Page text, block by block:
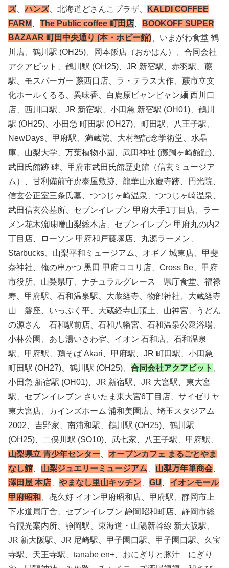
ズ、ハンズ、北海道どさんこプラザ、
KALDI COFFEE
FARM
The Public coffee 町田店
BOOKOFF SUPER
BAZAAR 町田中央通り (本・ホビー館) 、いまがわ食堂 鶴
川店、鶴川駅 (OH25)、岡本飯店（おかはん）、合同会社
アクアビット、鶴川駅 (OH25)、JR 新宿駅、赤羽駅、蕨
駅、モスバーガー 蕨西口店、ラ・テラス大作、蕨市立文
化ホールくるる、異味香、白鹿原ビャンビャン麺 西川口
店、西川口駅、JR 新宿駅、小田急 新宿駅 (OH01)、鶴川
駅 (OH25)、小田急 町田駅 (OH27)、町田駅、八王子駅、
NewDays、甲府駅、満蔵院、大村智記念学術堂、水晶
庫、山梨大学、万葉植物小園、武田神社 (躑躅ヶ崎館趾)、
武田氏館跡 碑、甲府市武田氏館歴史館（信玄ミュージア
ム）、甘利備前守虎泰屋敷跡、龍華山永慶寺跡、円光院、
信玄公正室三条氏墓、つつじヶ崎温泉、つつじヶ崎温泉、
武田信玄公墓所、セブンイレブン 甲府大手1丁目店、ラー
メン花木流味噌山梨総本店、セブンイレブン 甲府丸の内2
丁目店、ローソン 甲府和戸藤塚店、丸源ラーメン、
Starbucks、山梨平和ミュージアム、オギノ 城東店、甲斐
奈神社、俺の串かつ 黒田 甲府ココリ店、Cross Be、甲府
市役所、山梨県庁、ナチュラルグレース 県庁食堂、福禄
寿、甲府駅、石和温泉駅、大蔵経寺、物部神社、大蔵経寺
山 磐座、いっぷく平、大蔵経寺山頂上、山神宮、うどん
の源さん 石和駅前店、石和八幡宮、石和温泉公衆浴場、
小林公園、あし湯いさわ宿、イオン 石和店、石和温泉
駅、甲府駅、鶏そば Akari、甲府駅、JR 町田駅、小田急
町田駅 (OH27)、鶴川駅 (OH25)、 合同会社アクアビット
小田急 新宿駅 (OH01)、JR 新宿駅、JR 大宮駅、東大宮
駅、セブンイレブン さいたま東大宮6丁目店、サイゼリヤ
東大宮店、カインズホーム 浦和美園店、埼玉スタジアム
2002、吉野家、南浦和駅、鶴川駅 (OH25)、鶴川駅
(OH25)、二俣川駅 (SO10)、武七家、八王子駅、甲府駅、
山梨県立 青少年センター
オープンカフェ まるごとやま
なし館
山梨ジュエリーミュージアム 山梨万年筆商会
澤田屋 本店
やまなし里山キッチン GU
イオンモール
甲府昭和
、㐂久好 イオン甲府昭和店、甲府駅、静岡市上
下水道局庁舎、セブンイレブン 静岡昭和町店、静岡市総
合観光案内所、静岡駅、東海道・山陽新幹線 新大阪駅、
JR 新大阪駅、JR 尼崎駅、甲子園口駅、甲子園口駅、久宝
寺駅、天王寺駅、tanabe en+、おにぎりと豚汁 にぎり